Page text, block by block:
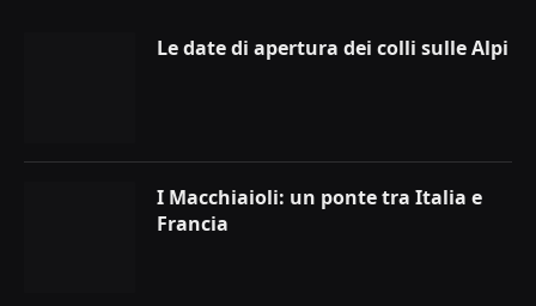
Le date di apertura dei colli sulle Alpi
I Macchiaioli: un ponte tra Italia e
Francia